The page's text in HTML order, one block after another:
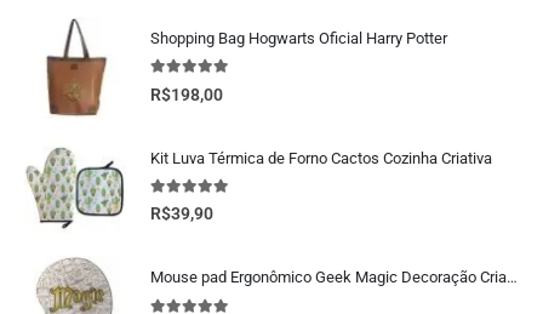
Shopping Bag Hogwarts Oficial Harry Potter
5.00 fora de 5
R$198,00
Kit Luva Térmica de Forno Cactos Cozinha Criativa
5.00fora de 5
R$39,90
Mouse pad Ergonômico Geek Magic Decoração Criativa